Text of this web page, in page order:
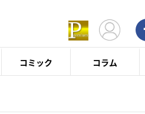
コミック コラム